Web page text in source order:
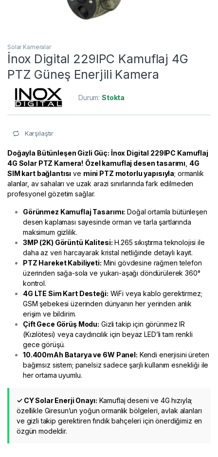
Solar Kameralar
İnox Digital 229IPC Kamuflaj 4G
PTZ Güneş Enerjili Kamera
Durum:Stokta
Karşılaştır
Doğayla Bütünleşen Gizli Güç: İnox Digital 229IPC Kamuflaj
4G Solar PTZ Kamera! Özel kamuflaj desen tasarımı 4G
SIM kart bağlantısı ve mini PTZ motorlu yapısıyla; ormanlık
alanlar, av sahaları ve uzak arazi sınırlarında fark edilmeden
profesyonel gözetim sağlar.
Görünmez Kamuflaj Tasarımı: Doğal ortamla bütünleşen
desen kaplaması sayesinde orman ve tarla şartlarında
maksimum gizlilik.
3MP (2K) Görüntü Kalitesi: H.265 sıkıştırma teknolojisi ile
daha az veri harcayarak kristal netliğinde detaylı kayıt.
PTZ Hareket Kabiliyeti: Mini gövdesine rağmen telefon
üzerinden sağa-sola ve yukarı-aşağı döndürülerek 360°
kontrol.
4G LTE Sim Kart Desteği: WiFi veya kablo gerektirmez;
GSM şebekesi üzerinden dünyanın her yerinden anlık
erişim ve bildirim.
Çift Gece Görüş Modu: Gizli takip için görünmez IR
(Kızılötesi) veya caydırıcılık için beyaz LED’li tam renkli
gece görüşü.
10.400mAh Batarya ve 6W Panel: Kendi enerjisini üreten
bağımsız sistem; panelsiz sadece şarjlı kullanım esnekliği ile
her ortama uyumlu.
✓ CY Solar Enerji Onayı: Kamuflaj deseni ve 4G hızıyla;
özellikle Giresun’un yoğun ormanlık bölgeleri, avlak alanları
ve gizli takip gerektiren fındık bahçeleri için önerdiğimiz en
özgün modeldir.